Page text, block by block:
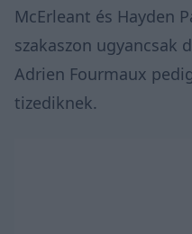
McErleant és Hayden
szakaszon ugyancsak
Adrien Fourmaux
tizediknek.